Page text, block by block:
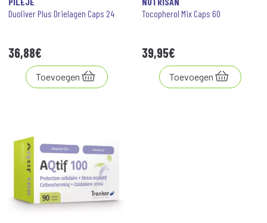
Duoliver Plus Drielagen Caps 24
36,88€
Toevoegen
Tocopherol Mix Caps 60
39,95€
Toevoegen